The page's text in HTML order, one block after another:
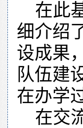
在此
细介绍
设成果
队伍建
在办学
在交